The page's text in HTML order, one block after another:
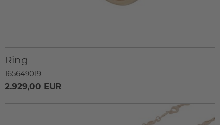
Ring
165649019
2.929,00 EUR